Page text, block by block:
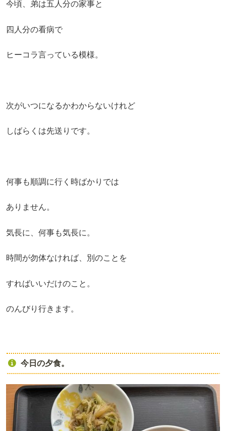
今頃、弟は五人分の家事と
四人分の看病で
ヒーコラ言っている模様。
次がいつになるかわからないけれど
しばらくは先送りです。
何事も順調に行く時ばかりでは
ありません。
気長に、何事も気長に。
時間が勿体なければ、別のことを
すればいいだけのこと。
のんびり行きます。
今日の夕食。